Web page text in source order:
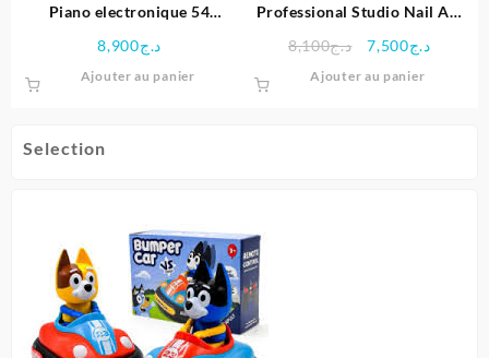
Selection
Piano electronique 54
د.ج8,900
Ajouter au panier
Professional Studio Nail Art
د.ج8,100
Le
د.ج7,500
Le
Ajouter au panier